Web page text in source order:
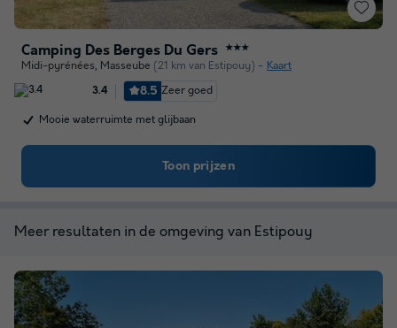
Camping Des Berges Du Gers ★★★
Midi-pyrénées, Masseube (21 km van Estipouy) Kaart
3.4 8.5 Zeer goed
Mooie waterruimte met glijbaan
Toon prijzen
Meer resultaten in de omgeving van Estipouy